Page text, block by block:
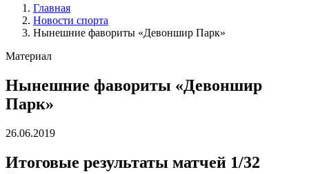
Главная
Новости спорта
Нынешние фавориты «Девоншир Парк»
Материал
Нынешние фавориты «Девоншир
Парк»
26.06.2019
Итоговые результаты матчей 1/32